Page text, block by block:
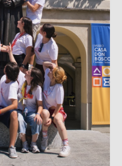
NUESTRA
con la inteligencia
imagen para generar
el fondo estamos
nuestra identidad. El
simple pasatiempo
es una seña de